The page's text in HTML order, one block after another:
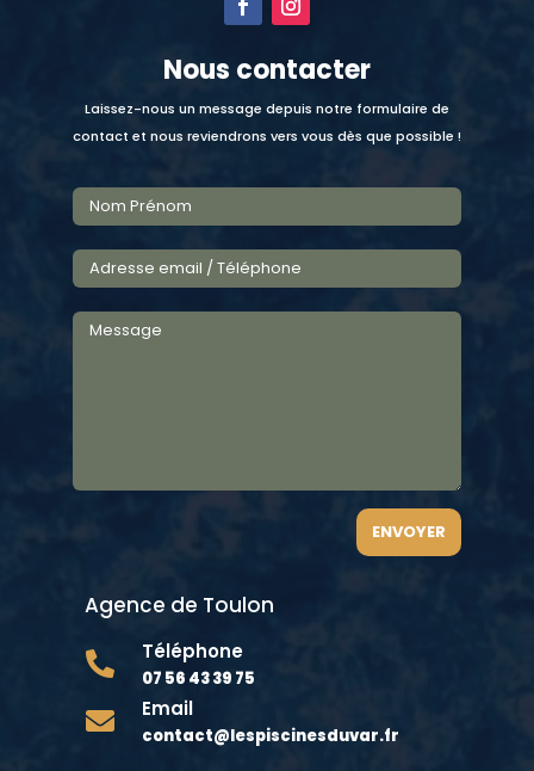
Nous contacter
Laissez-nous un message depuis notre formulaire de
contact et nous reviendrons vers vous dès que possible !
ENVOYER
Agence de Toulon
 Téléphone
07 56 43 39 75
 Email
contact@lespiscinesduvar.fr